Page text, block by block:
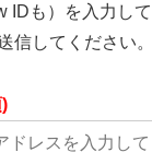
IDも）を入力し
信してください。